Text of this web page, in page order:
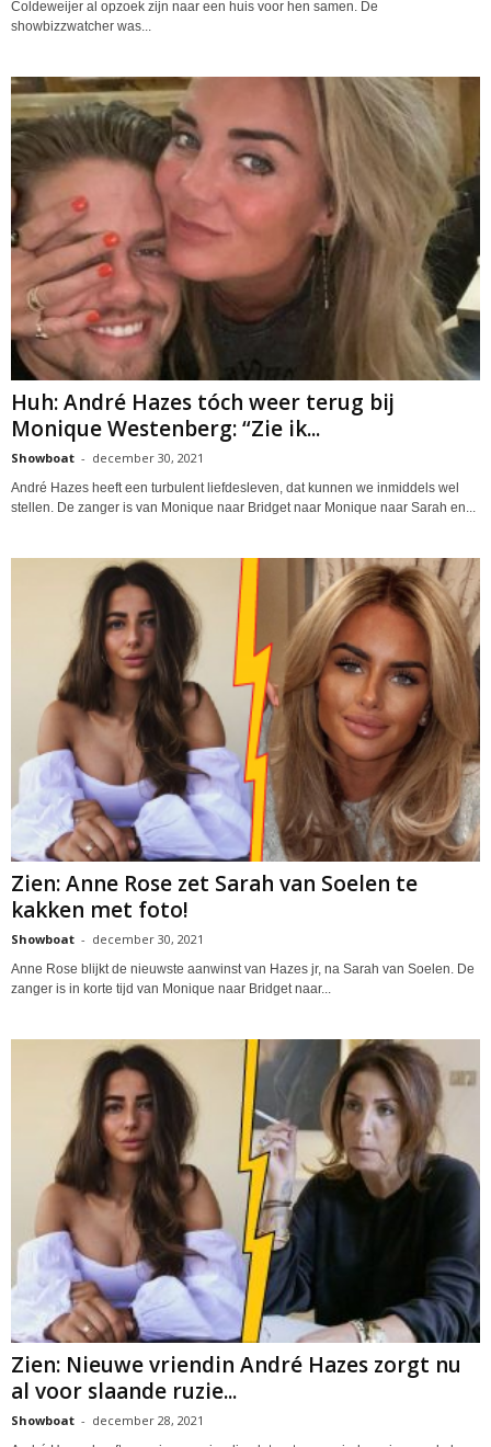
Coldeweijer al opzoek zijn naar een huis voor hen samen. De
showbizzwatcher was...
Huh: André Hazes tóch weer terug bij
Monique Westenberg: “Zie ik...
Showboat - december 30, 2021
André Hazes heeft een turbulent liefdesleven, dat kunnen we inmiddels wel
stellen. De zanger is van Monique naar Bridget naar Monique naar Sarah en...
Zien: Anne Rose zet Sarah van Soelen te
kakken met foto!
Showboat - december 30, 2021
Anne Rose blijkt de nieuwste aanwinst van Hazes jr, na Sarah van Soelen. De
zanger is in korte tijd van Monique naar Bridget naar...
Zien: Nieuwe vriendin André Hazes zorgt nu
al voor slaande ruzie...
Showboat - december 28, 2021